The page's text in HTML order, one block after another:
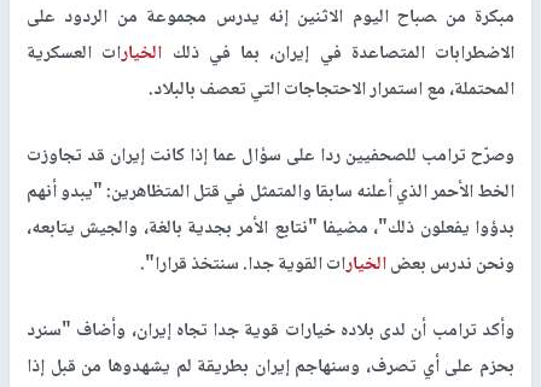
مبكرة من ‍صباح اليوم الاثنين إنه يدرس مجموعة من الردود على
الاضطرابات ‌المتصاعدة في إيران، بما في ‌ذلك الخيارات ‌العسكرية
المحتملة، مع استمرار الاحتجاجات التي تعصف بالبلاد.
وصرّح ترامب للصحفيين ردا على سؤال عما إذا كانت إيران قد تجاوزت
الخط الأحمر الذي أعلنه سابقا والمتمثل في قتل المتظاهرين: "يبدو أنهم
بدؤوا يفعلون ذلك"، مضيفا "نتابع الأمر بجدية بالغة، والجيش يتابعه،
ونحن ندرس بعضالخيارات القوية جدا. سنتخذ قرارا".
وأكد ترامب أن لدى بلاده خيارات قوية جدا تجاه إيران، وأضاف "سنرد
بحزم على أي تصرف، وسنهاجم إيران بطريقة لم يشهدوها من قبل إذا